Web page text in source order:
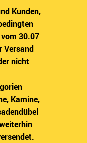
Kunden,
30.07
Versand
nicht
Kamine,